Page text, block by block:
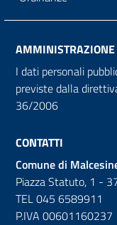
AMMINISTRAZIONE
I dati personali
previste dalla
36/2006
CONTATTI
Comune di
Piazza Statuto, 1 -
TEL 045 6589911
P.IVA 00601160237